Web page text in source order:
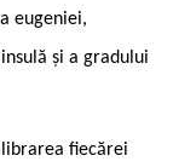
eugeniei,
și a gradului
fiecărei